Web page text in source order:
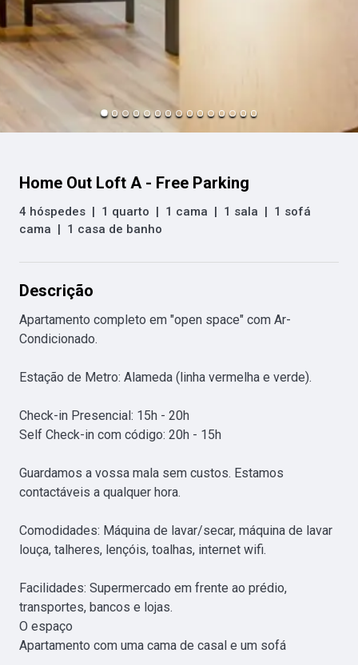
Home Out Loft A - Free Parking
4 hóspedes | 1 quarto | 1 cama | 1 sala | 1 sofá
cama | 1 casa de banho
Descrição
Apartamento completo em "open space" com Ar-
Condicionado.
Estação de Metro: Alameda (linha vermelha e verde).
Check-in Presencial: 15h - 20h
Self Check-in com código: 20h - 15h
Guardamos a vossa mala sem custos. Estamos
contactáveis a qualquer hora.
Comodidades: Máquina de lavar/secar, máquina de lavar
louça, talheres, lençóis, toalhas, internet wifi.
Facilidades: Supermercado em frente ao prédio,
transportes, bancos e lojas.
O espaço
Apartamento com uma cama de casal e um sofá